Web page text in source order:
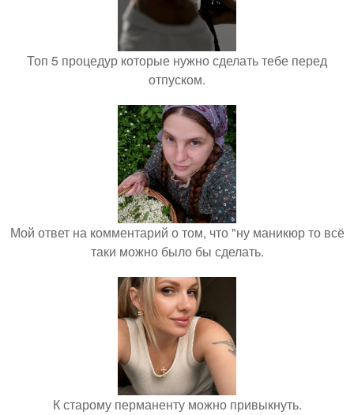
Топ 5 процедур которые нужно сделать тебе перед
отпуском.
Мой ответ на комментарий о том, что "ну маникюр то всё
таки можно было бы сделать.
К старому перманенту можно привыкнуть.